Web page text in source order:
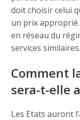
doit choisir celui
un prix
en réseau du
services similaires.
Comment
sera-t-elle
Les Etats auront